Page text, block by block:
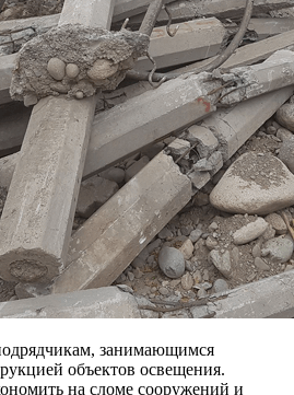
занимающимся
объектов освещения.
на сломе сооружений и